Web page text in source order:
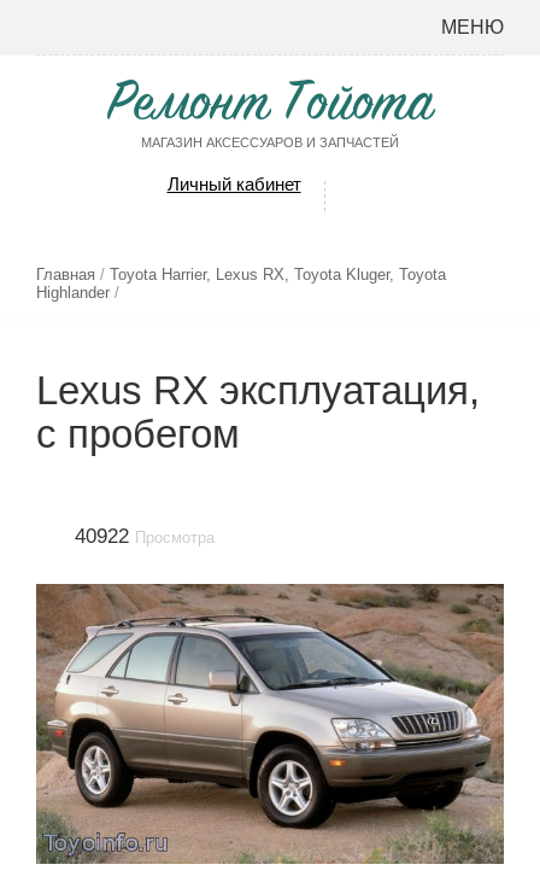
МЕНЮ
Ремонт Тойота
МАГАЗИН АКСЕССУАРОВ И ЗАПЧАСТЕЙ
Личный кабинет
Главная / Toyota Harrier, Lexus RX, Toyota Kluger, Toyota
Highlander /
Lexus RX эксплуатация,
с пробегом
40922 Просмотра